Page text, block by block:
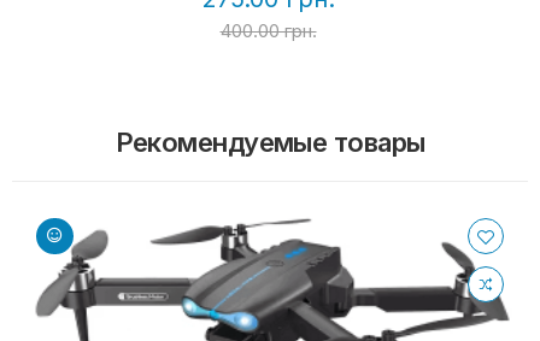
400.00 грн.
Рекомендуемые товары